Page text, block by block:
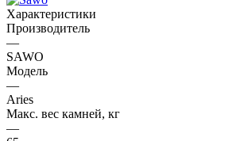
Характеристики
Производитель
—
SAWO
Модель
—
Aries
Макс. вес камней, кг
—